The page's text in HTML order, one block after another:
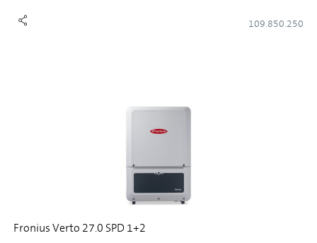
109.850.250
Fronius Verto 27.0 SPD 1+2